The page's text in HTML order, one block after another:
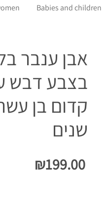
Babies and children
אבן ענבר
בצבע דבש
קדום בן
שנים
₪199.00Price